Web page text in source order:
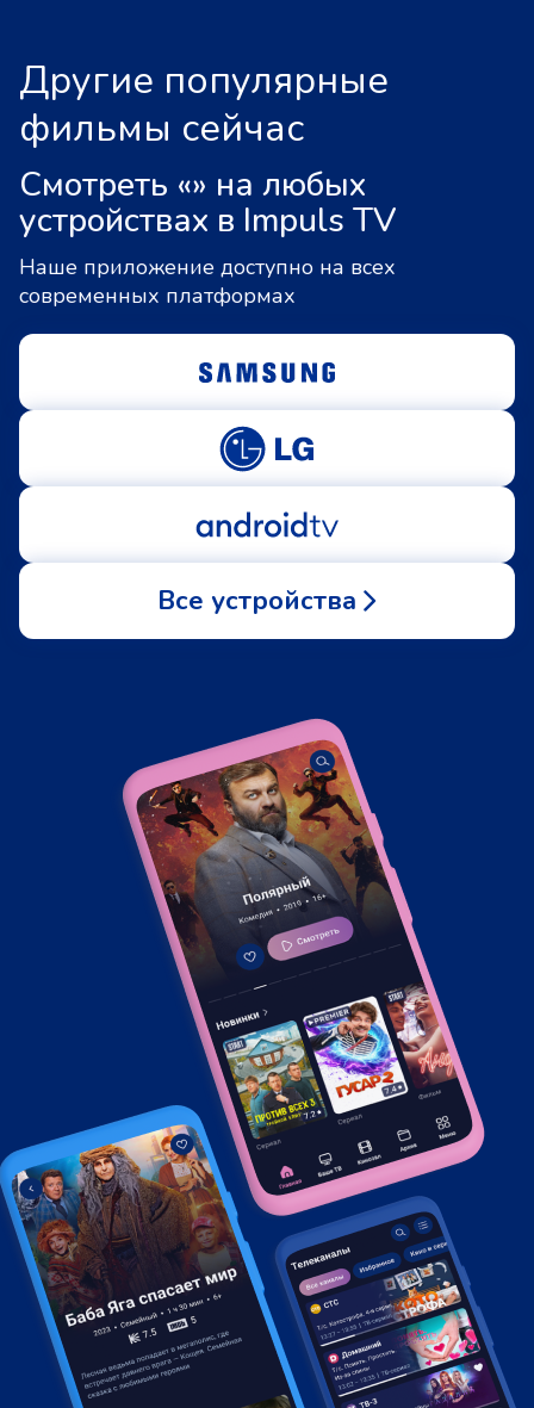
Другие популярные
фильмы сейчас
Смотреть «» на любых
устройствах в Impuls TV
Наше приложение доступно на всех
современных платформах
Все устройства